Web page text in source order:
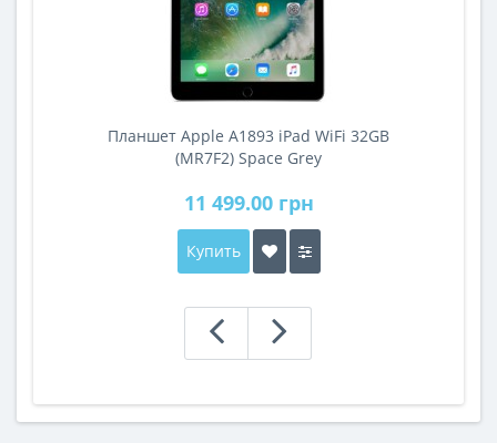
Планшет Apple A1893 iPad WiFi 32GB
(MR7F2) Space Grey
11 499.00 грн
Купить